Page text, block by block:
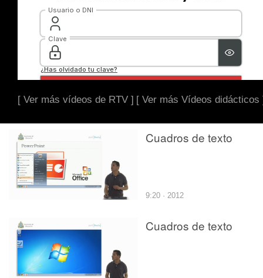
[ Ver más vídeos de RTV ] [ Ver más Vídeos didácticos
Cuadros de texto
9:20 · 2012
Cuadros de texto